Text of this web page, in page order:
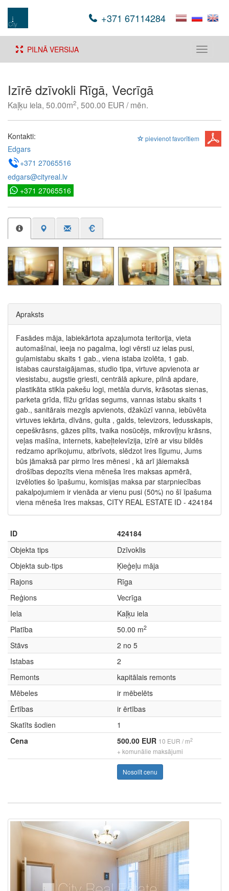
+371 67114284
Toggle
PILNĀ VERSIJA
Izīrē dzīvokli Rīgā, Vecrīgā
Kaļķu iela, 50.00m2, 500.00 EUR / mēn.
pievienot favorītiem
Kontakti:
Edgars
+371 27065516
edgars@cityreal.lv
+371 27065516
Apraksts
Fasādes māja, labiekārtota apzaļumota teritorija, vieta
automašīnai, ieeja no pagalma, logi vērsti uz ielas pusi,
guļamistabu skaits 1 gab., viena istaba izolēta, 1 gab.
istabas caurstaigājamas, studio tipa, virtuve apvienota ar
viesistabu, augstie griesti, centrālā apkure, pilnā apdare,
plastikāta stikla pakešu logi, metāla durvis, krāsotas sienas,
parketa grīda, flīžu grīdas segums, vannas istabu skaits 1
gab., sanitārais mezgls apvienots, džakūzī vanna, iebūvēta
virtuves iekārta, dīvāns, gulta , galds, televizors, ledusskapis,
cepeškrāsns, gāzes plīts, tvaika nosūcējs, mikroviļņu krāsns,
veļas mašīna, internets, kabeļtelevīzija, izīrē ar visu bildēs
redzamo aprīkojumu, atbrīvots, slēdzot īres līgumu, Jums
būs jāmaksā par pirmo īres mēnesi , kā arī jāiemaksā
drošības depozīts viena mēneša īres maksas apmērā,
izvēloties šo īpašumu, komisijas maksa par starpniecības
pakalpojumiem ir vienāda ar vienu pusi (50%) no šī īpašuma
viena mēneša īres maksas, CITY REAL ESTATE ID - 424184
ID
424184
Objekta tips
Dzīvoklis
Objekta sub-tips
Ķieģeļu māja
Rajons
Rīga
Reģions
Vecrīga
Iela
Kaļķu iela
Platība
50.00 m2
Stāvs
2 no 5
Istabas
2
Remonts
kapitālais remonts
Mēbeles
ir mēbelēts
Ērtības
ir ērtības
Skatīts šodien
1
Cena
500.00 EUR 10 EUR / m2
+ komunālie maksājumi
Nosolīt cenu